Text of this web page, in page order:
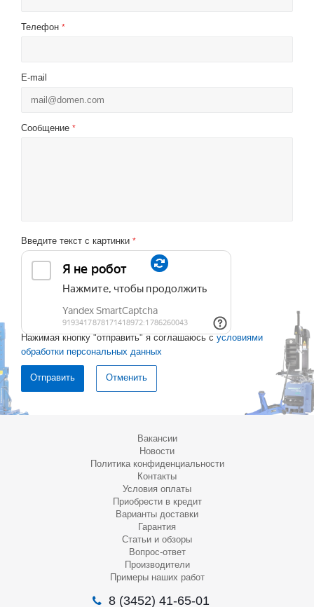
Телефон *
E-mail
Сообщение *
Введите текст с картинки *
Нажимая кнопку "отправить" я соглашаюсь с условиями
обработки персональных данных
Отменить
Вакансии
Новости
Политика конфиденциальности
Контакты
Условия оплаты
Приобрести в кредит
Варианты доставки
Гарантия
Статьи и обзоры
Вопрос-ответ
Производители
Примеры наших работ
8 (3452) 41-65-01